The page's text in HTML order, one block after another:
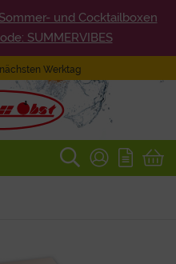
und Cocktailboxen
SUMMERVIBES
Werktag